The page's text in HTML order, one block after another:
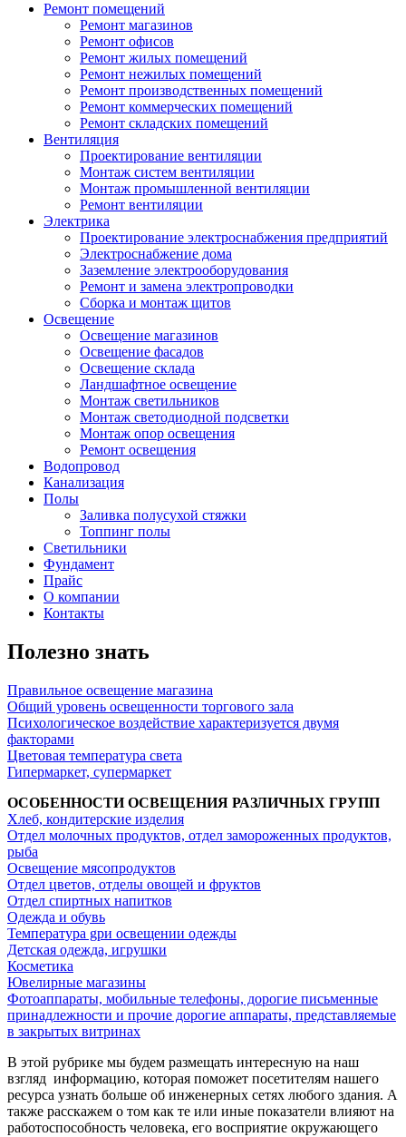
Ремонт помещений
Ремонт магазинов
Ремонт офисов
Ремонт жилых помещений
Ремонт нежилых помещений
Ремонт производственных помещений
Ремонт коммерческих помещений
Ремонт складских помещений
Вентиляция
Проектирование вентиляции
Монтаж систем вентиляции
Монтаж промышленной вентиляции
Ремонт вентиляции
Электрика
Проектирование электроснабжения предприятий
Электроснабжение дома
Заземление электрооборудования
Ремонт и замена электропроводки
Сборка и монтаж щитов
Освещение
Освещение магазинов
Освещение фасадов
Освещение склада
Ландшафтное освещение
Монтаж светильников
Монтаж светодиодной подсветки
Монтаж опор освещения
Ремонт освещения
Водопровод
Канализация
Полы
Заливка полусухой стяжки
Топпинг полы
Светильники
Фундамент
Прайс
О компании
Контакты
Полезно знать
Правильное освещение магазина
Общий уровень освещенности торгового зала
Психологическое воздействие характеризуется двумя
факторами
Цветовая температура света
Гипермаркет, супермаркет
ОСОБЕННОСТИ ОСВЕЩЕНИЯ РАЗЛИЧНЫХ ГРУПП
Хлеб, кондитерские изделия
Отдел молочных продуктов, отдел замороженных продуктов,
рыба
Освещение мясопродуктов
Отдел цветов, отделы овощей и фруктов
Отдел спиртных напитков
Одежда и обувь
Температура gри освещении одежды
Детская одежда, игрушки
Косметика
Ювелирные магазины
Фотоаппараты, мобильные телефоны, дорогие письменные
принадлежности и прочие дорогие аппараты, представляемые
в закрытых витринах
В этой рубрике мы будем размещать интересную на наш
взгляд информацию, которая поможет посетителям нашего
ресурса узнать больше об инженерных сетях любого здания. А
также расскажем о том как те или иные показатели влияют на
работоспособность человека, его восприятие окружающего